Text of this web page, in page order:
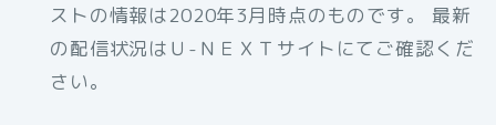
ストの情報は2020年3月時点のものです。 最新
の配信状況はＵ-ＮＥＸＴサイトにてご確認くだ
さい。